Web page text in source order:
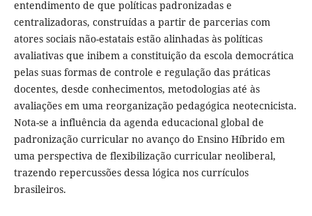
entendimento de que políticas padronizadas e
centralizadoras, construídas a partir de parcerias com
atores sociais não-estatais estão alinhadas às políticas
avaliativas que inibem a constituição da escola democrática
pelas suas formas de controle e regulação das práticas
docentes, desde conhecimentos, metodologias até às
avaliações em uma reorganização pedagógica neotecnicista.
Nota-se a influência da agenda educacional global de
padronização curricular no avanço do Ensino Híbrido em
uma perspectiva de flexibilização curricular neoliberal,
trazendo repercussões dessa lógica nos currículos
brasileiros.